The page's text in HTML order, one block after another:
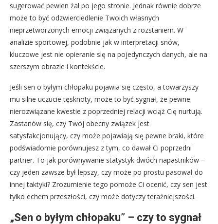
sugerować pewien żal po jego stronie. Jednak równie dobrze
może to być odzwierciedlenie Twoich własnych
nieprzetworzonych emocji związanych z rozstaniem. W
analizie sportowej, podobnie jak w interpretacji snów,
kluczowe jest nie opieranie się na pojedynczych danych, ale na
szerszym obrazie i kontekście.
Jeśli sen o byłym chłopaku pojawia się często, a towarzyszy
mu silne uczucie tęsknoty, może to być sygnał, że pewne
nierozwiązane kwestie z poprzedniej relacji wciąż Cię nurtują.
Zastanów się, czy Twój obecny związek jest
satysfakcjonujący, czy może pojawiają się pewne braki, które
podświadomie porównujesz z tym, co dawał Ci poprzedni
partner. To jak porównywanie statystyk dwóch napastników –
czy jeden zawsze był lepszy, czy może po prostu pasował do
innej taktyki? Zrozumienie tego pomoże Ci ocenić, czy sen jest
tylko echem przeszłości, czy może dotyczy teraźniejszości.
„Sen o byłym chłopaku” – czy to sygnał